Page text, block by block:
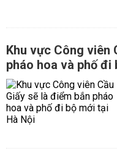
Khu vực Công viên
pháo hoa và phố đi